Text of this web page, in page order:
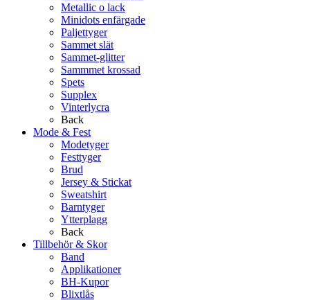
Metallic o lack
Minidots enfärgade
Paljettyger
Sammet slät
Sammet-glitter
Sammmet krossad
Spets
Supplex
Vinterlycra
Back
Mode & Fest
Modetyger
Festtyger
Brud
Jersey & Stickat
Sweatshirt
Barntyger
Ytterplagg
Back
Tillbehör & Skor
Band
Applikationer
BH-Kupor
Blixtlås